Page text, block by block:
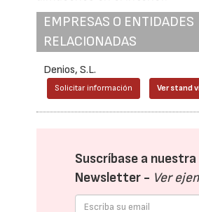
EMPRESAS O ENTIDADES
RELACIONADAS
Denios, S.L.
Solicitar información Ver stand
Suscríbase a nuestra
Newsletter - Ver